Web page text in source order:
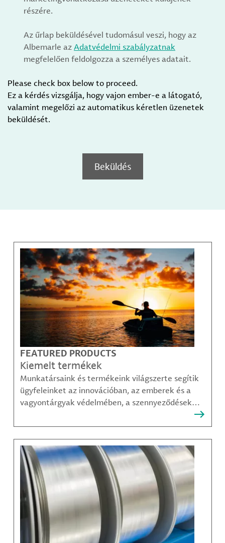
részére.
Az űrlap beküldésével tudomásul veszi, hogy az
Albemarle azAdatvédelmi szabályzatnak
megfelelően feldolgozza a személyes adatait.
Please check box below to proceed.
Ez a kérdés vizsgálja, hogy vajon ember-e a látogató,
valamint megelőzi az automatikus kéretlen üzenetek
beküldését.
Beküldés
FEATURED PRODUCTS
Kiemelt termékek
Munkatársaink és termékeink világszerte segítik
ügyfeleinket az innovációban, az emberek és a
vagyontárgyak védelmében, a szennyeződések
kommunikáció és a növekedés fenntarthatóbb
módjainak megteremtésében.